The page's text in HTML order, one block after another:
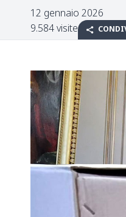
12 gennaio 2026
9.584 visite